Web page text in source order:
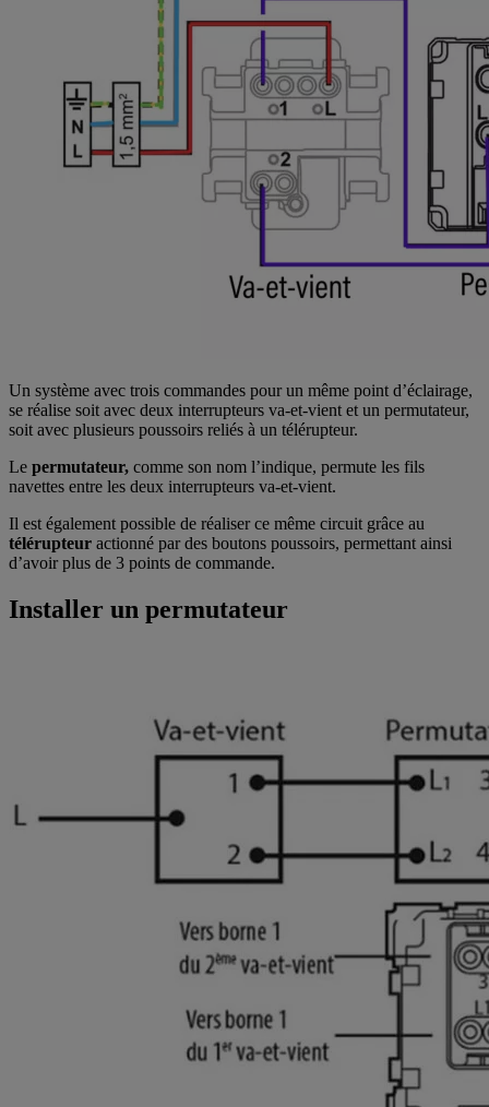
Un système avec trois commandes pour un même point d’éclairage,
se réalise soit avec deux interrupteurs va-et-vient et un permutateur,
soit avec plusieurs poussoirs reliés à un télérupteur.
Le permutateur, comme son nom l’indique, permute les fils
navettes entre les deux interrupteurs va-et-vient.
Il est également possible de réaliser ce même circuit grâce au
télérupteur actionné par des boutons poussoirs, permettant ainsi
d’avoir plus de 3 points de commande.
Installer un permutateur